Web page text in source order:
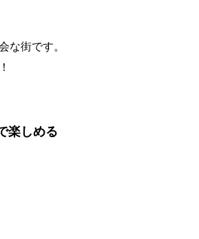
な街です。
楽しめる